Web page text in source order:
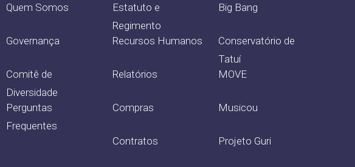
Quem Somos
Governança
Comitê de
Diversidade
Perguntas
Frequentes
Big Bang
Conservatório de
Tatuí
MOVE
Musicou
Projeto Guri
Estatuto e
Regimento
Recursos Humanos
Relatórios
Compras
Contratos